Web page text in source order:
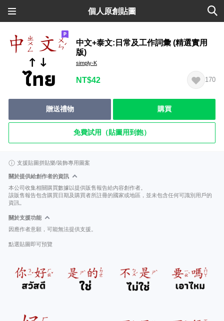
個人原創貼圖
中文+泰文:日常及工作詞彙 (精選實用
版)
simply-K
NT$42 170
贈送禮物 購買
免費試用（貼圖用到飽）
支援貼圖拼貼樂/裝飾專用圖案
關於提供給創作者的資訊
本公司收集相關購買數據以提供販售報告給內容創作者。
該販售報告包含購買日期及購買者所註冊的國家或地區，並未包含任何可識別用戶的
資訊。
關於支援功能
因應作者意願，可能無法提供支援。
點選貼圖即可預覽